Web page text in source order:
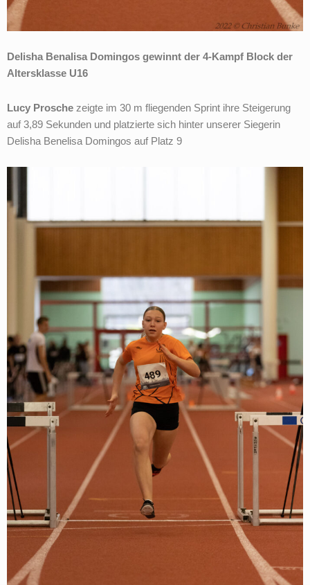
Delisha Benalisa Domingos gewinnt der 4-Kampf Block der
Altersklasse U16
Lucy Prosche zeigte im 30 m fliegenden Sprint ihre Steigerung
auf 3,89 Sekunden und platzierte sich hinter unserer Siegerin
Delisha Benelisa Domingos auf Platz 9